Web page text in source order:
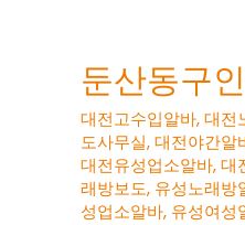
둔산동구
대전고수입알바,대전
도사무실,대전야간알
대전유성업소알바,대
래방보도, 유성노래방
성업소알바, 유성여성